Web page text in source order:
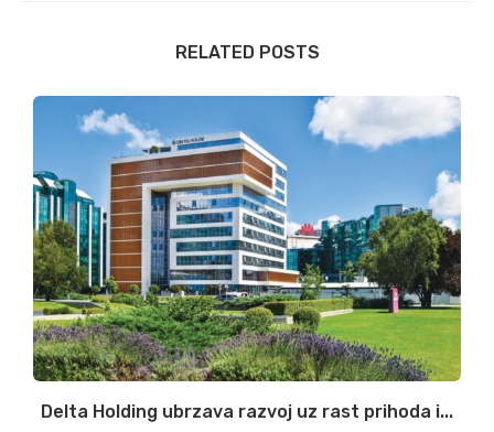
RELATED POSTS
Delta Holding ubrzava razvoj uz rast prihoda i...